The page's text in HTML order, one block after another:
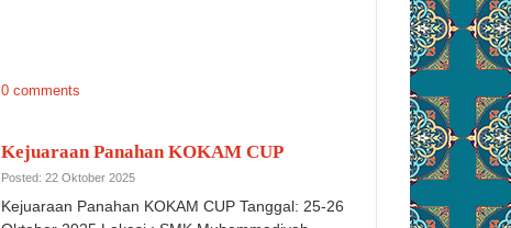
0 comments
Kejuaraan Panahan KOKAM CUP
Posted: 22 Oktober 2025
Kejuaraan Panahan KOKAM CUP Tanggal: 25-26